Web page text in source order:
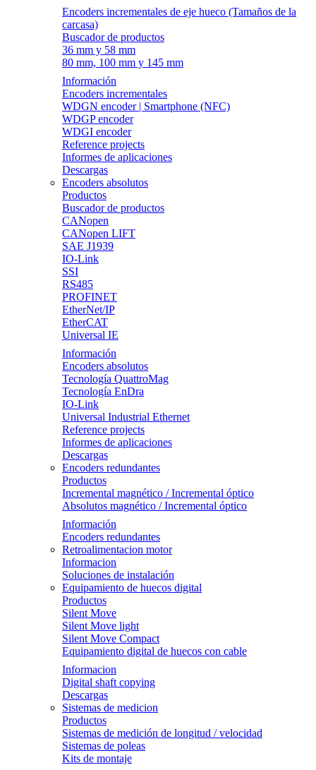
Encoders incrementales de eje hueco (Tamaños de la
carcasa)
Buscador de productos
36 mm y 58 mm
80 mm, 100 mm y 145 mm
Información
Encoders incrementales
WDGN encoder | Smartphone (NFC)
WDGP encoder
WDGI encoder
Reference projects
Informes de aplicaciones
Descargas
Encoders absolutos
Productos
Buscador de productos
CANopen
CANopen LIFT
SAE J1939
IO-Link
SSI
RS485
PROFINET
EtherNet/IP
EtherCAT
Universal IE
Información
Encoders absolutos
Tecnología QuattroMag
Tecnología EnDra
IO-Link
Universal Industrial Ethernet
Reference projects
Informes de aplicaciones
Descargas
Encoders redundantes
Productos
Incremental magnético / Incremental óptico
Absolutos magnético / Incremental óptico
Información
Encoders redundantes
Retroalimentacion motor
Informacion
Soluciones de instalación
Equipamiento de huecos digital
Productos
Silent Move
Silent Move light
Silent Move Compact
Equipamiento digital de huecos con cable
Informacion
Digital shaft copying
Descargas
Sistemas de medicion
Productos
Sistemas de medición de longitud / velocidad
Sistemas de poleas
Kits de montaje